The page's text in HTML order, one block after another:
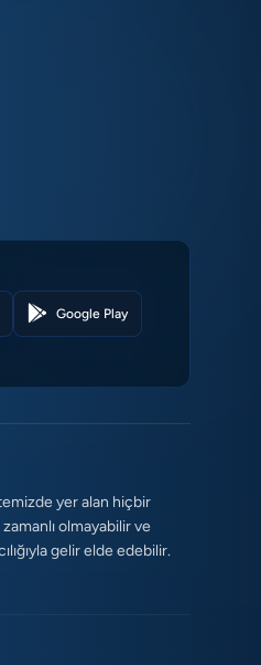
Google Play
yer alan hiçbir
olmayabilir ve
gelir elde edebilir.